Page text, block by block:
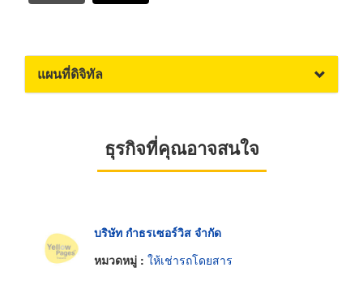
แผนที่ดิจิทัล
ธุรกิจที่คุณอาจสนใจ
บริษัท กำธรเซอร์วิส จำกัด
หมวดหมู่ : ให้เช่ารถโดยสาร